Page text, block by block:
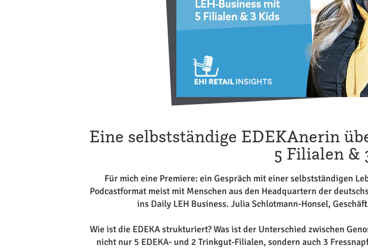
Eine selbstständige EDEKAnerin
5 Filialen &
Für mich eine Premiere: ein Gespräch mit einer selbstständigen
Podcastformat meist mit Menschen aus den Headquartern der
ins Daily LEH Business. Julia Schlotmann-Honsel,
Wie ist die EDEKA strukturiert? Was ist der Unterschied zwischen
nicht nur 5 EDEKA- und 2 Trinkgut-Filialen, sondern auch 3